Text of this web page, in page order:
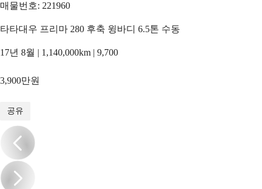
매물번호: 221960
타타대우 프리마 280 후축 윙바디 6.5톤 수동
17년 8월 | 1,140,000km | 9,700
3,900만원
공유
/14